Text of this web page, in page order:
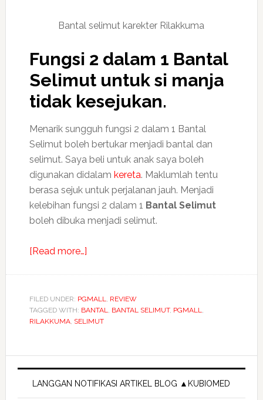
Bantal selimut karekter Rilakkuma
Fungsi 2 dalam 1 Bantal
Selimut untuk si manja
tidak kesejukan.
Menarik sungguh fungsi 2 dalam 1 Bantal
Selimut boleh bertukar menjadi bantal dan
selimut. Saya beli untuk anak saya boleh
digunakan didalam kereta. Maklumlah tentu
berasa sejuk untuk perjalanan jauh. Menjadi
kelebihan fungsi 2 dalam 1 Bantal Selimut
boleh dibuka menjadi selimut.
[Read more…]about
dalam
1
Bantal
untuk
si
manja
FILED UNDER: PGMALL, REVIEW
TAGGED WITH: BANTAL, BANTAL SELIMUT, PGMALL,
RILAKKUMA, SELIMUT
Primary
Sidebar
LANGGAN NOTIFIKASI ARTIKEL BLOG ▲KUBIOMED